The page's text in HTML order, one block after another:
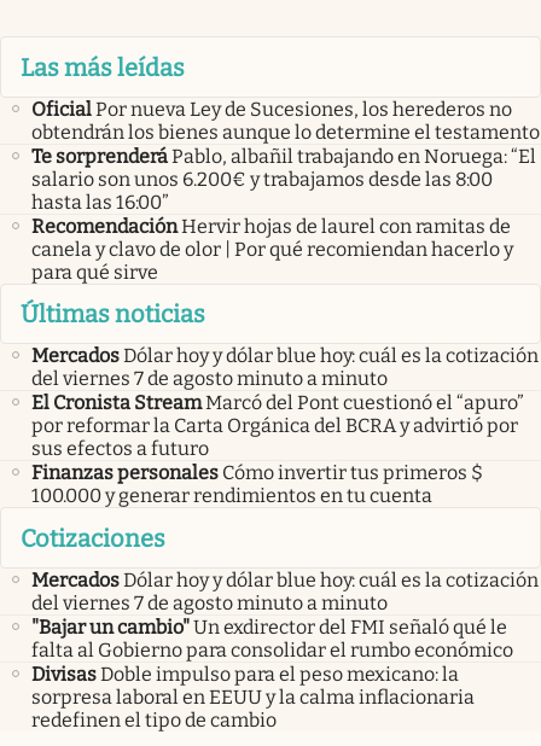
Las más leídas
OficialPor nueva Ley de Sucesiones, los herederos no
obtendrán los bienes aunque lo determine el testamento
Te sorprenderáPablo, albañil trabajando en Noruega: “El
salario son unos 6.200€ y trabajamos desde las 8:00
hasta las 16:00”
RecomendaciónHervir hojas de laurel con ramitas de
canela y clavo de olor | Por qué recomiendan hacerlo y
para qué sirve
Últimas noticias
MercadosDólar hoy y dólar blue hoy: cuál es la cotización
del viernes 7 de agosto minuto a minuto
El Cronista StreamMarcó del Pont cuestionó el “apuro”
por reformar la Carta Orgánica del BCRA y advirtió por
sus efectos a futuro
Finanzas personales Cómo invertir tus primeros $
100.000 y generar rendimientos en tu cuenta
Cotizaciones
MercadosDólar hoy y dólar blue hoy: cuál es la cotización
del viernes 7 de agosto minuto a minuto
"Bajar un cambio"Un exdirector del FMI señaló qué le
falta al Gobierno para consolidar el rumbo económico
DivisasDoble impulso para el peso mexicano: la
sorpresa laboral en EEUU y la calma inflacionaria
redefinen el tipo de cambio